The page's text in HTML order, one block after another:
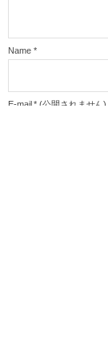
Name *
E-mail * (公開されません)